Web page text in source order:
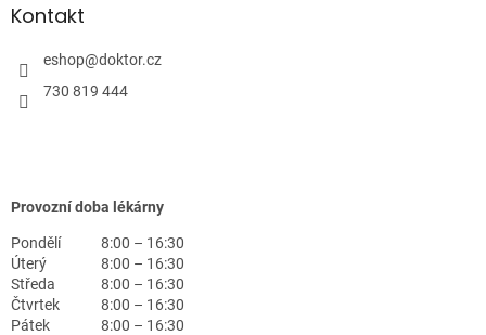
Kontakt
eshop@doktor.cz
730 819 444
Provozní doba lékárny
Pondělí
8:00 – 16:30
Úterý
8:00 – 16:30
Středa
8:00 – 16:30
Čtvrtek
8:00 – 16:30
Pátek
8:00 – 16:30